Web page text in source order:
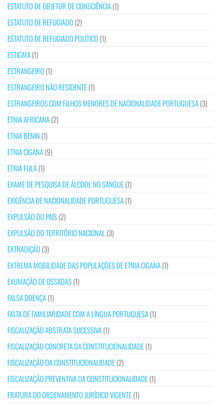
ESTATUTO DE OBJETOR DE CONSCIÊNCIA(1)
ESTATUTO DE REFUGIADO (2)
ESTATUTO DE REFUGIADO POLÍTICO (1)
ESTIGMA(1)
ESTRANGEIRO (1)
ESTRANGEIRO NÃO RESIDENTE(1)
ESTRANGEIROS COM FILHOS MENORES DE NACIONALIDADE PORTUGUESA(3)
ETNIA AFRICANA(2)
ETNIA BENIN (1)
ETNIA CIGANA(9)
ETNIA FULA(1)
EXAME DE PESQUISA DE ÁLCOOL NO SANGUE(1)
EXIGÊNCIA DE NACIONALIDADE PORTUGUESA(1)
EXPULSÃO DO PAÍS(2)
EXPULSÃO DO TERRITÓRIO NACIONAL (3)
EXTRADIÇÃO (3)
EXTREMA MOBILIDADE DAS POPULAÇÕES DE ETNIA CIGANA(1)
EXUMAÇÃO DE OSSADAS(1)
FALSA DOENÇA(1)
FALTA DE FAMILIARIDADE COM A LÍNGUA PORTUGUESA(1)
FISCALIZAÇÃO ABSTRATA SUCESSIVA(1)
FISCALIZAÇÃO CONCRETA DA CONSTITUCIONALIDADE(1)
FISCALIZAÇÃO DA CONSTITUCIONALIDADE(2)
FISCALIZAÇÃO PREVENTIVA DA CONSTITUCIONALIDADE(1)
FRATURA DO ORDENAMENTO JURÍDICO VIGENTE(1)